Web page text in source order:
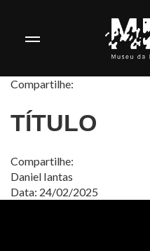
Compartilhe:
TÍTULO
Compartilhe:
Daniel Iantas
Data: 24/02/2025